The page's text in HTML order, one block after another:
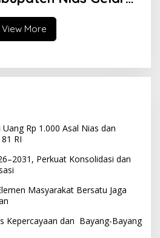
View More
Rp 1.000 Asal Nias dan
RI
Perkuat Konsolidasi dan
Masyarakat Bersatu Jaga
Kepercayaan dan Bayang-Bayang